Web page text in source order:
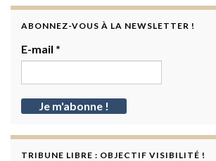
ABONNEZ-VOUS À LA NEWSLETTER !
E-mail *
TRIBUNE LIBRE : OBJECTIF VISIBILITÉ !